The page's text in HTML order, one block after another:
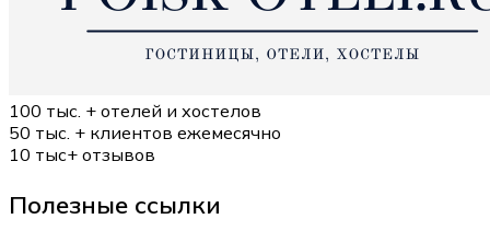
100 тыс. + отелей и хостелов
50 тыс. + клиентов ежемесячно
10 тыс+ отзывов
Полезные ссылки